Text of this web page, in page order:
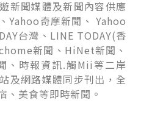
新聞媒體及新聞內容供應
Yahoo奇摩新聞、 Yahoo
台灣、LINE TODAY(香
新聞、HiNet新聞、
、時報資訊.觸Mii等二岸
及網路媒體同步刊出，全
、美食等即時新聞。